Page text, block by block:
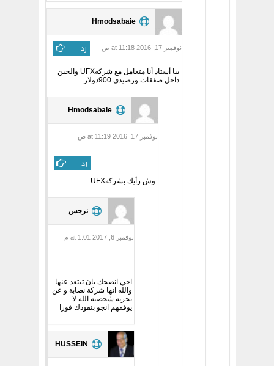
Hmodsabaie
نوفمبر 17, 2016 at 11:18 ص رد
ييا أستاذ أنا متعامل مع شركهUFX والحين
داخل صفقات ورصيدي 900دولار
Hmodsabaie
نوفمبر 17, 2016 at 11:19 ص
رد
وش رأيك بشركهUFX
نرجس
نوفمبر 6, 2017 at 1:01 م
اخي انصحك بان تبتعد عنها
والله انها شركة نصابة و عن
تجربة شخصية الله لا
يوفقهم انجو بنقودك فورا
HUSSEIN